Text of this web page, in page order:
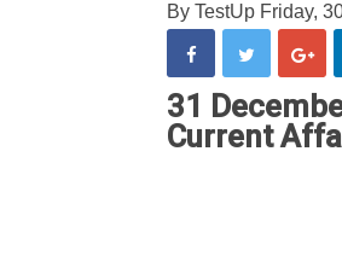
By TestUp Friday,
31
Current